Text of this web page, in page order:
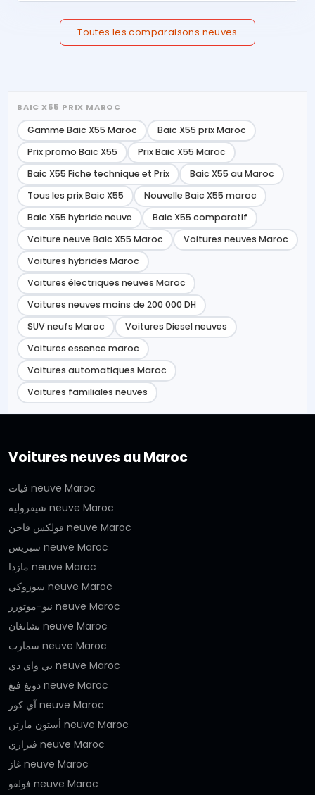
Toutes les comparaisons neuves
BAIC X55 PRIX MAROC
Gamme Baic X55 Maroc
Baic X55 prix Maroc
Prix promo Baic X55
Prix Baic X55 Maroc
Baic X55 Fiche technique et Prix
Baic X55 au Maroc
Tous les prix Baic X55
Nouvelle Baic X55 maroc
Baic X55 hybride neuve
Baic X55 comparatif
Voiture neuve Baic X55 Maroc
Voitures neuves Maroc
Voitures hybrides Maroc
Voitures électriques neuves Maroc
Voitures neuves moins de 200 000 DH
SUV neufs Maroc
Voitures Diesel neuves
Voitures essence maroc
Voitures automatiques Maroc
Voitures familiales neuves
Voitures neuves au Maroc
فيات neuve Maroc
شيفروليه neuve Maroc
فولكس فاجن neuve Maroc
سيريس neuve Maroc
مازدا neuve Maroc
سوزوكي neuve Maroc
نيو-موتورز neuve Maroc
تشانغان neuve Maroc
سمارت neuve Maroc
بي واي دي neuve Maroc
دونغ فنغ neuve Maroc
آي كور neuve Maroc
أستون مارتن neuve Maroc
فيراري neuve Maroc
غاز neuve Maroc
فولفو neuve Maroc